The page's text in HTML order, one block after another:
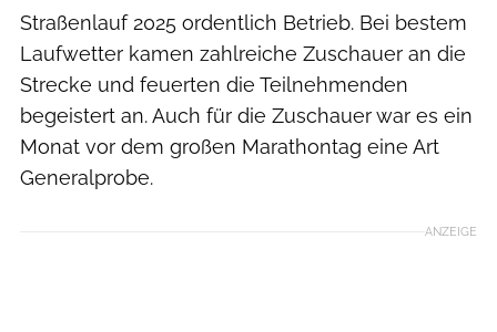
Straßenlauf 2025 ordentlich Betrieb. Bei bestem
Laufwetter kamen zahlreiche Zuschauer an die
Strecke und feuerten die Teilnehmenden
begeistert an. Auch für die Zuschauer war es ein
Monat vor dem großen Marathontag eine Art
Generalprobe.
ANZEIGE